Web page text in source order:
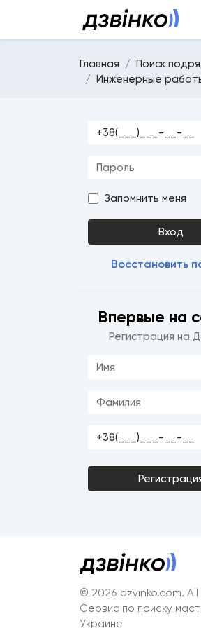
Главная Поиск
Инженерные
Запомнить меня
Вход
Восстановить
Впервые на
Регистрация на
© 2026 dzvinko.com.
Сервис по поиску
Украине